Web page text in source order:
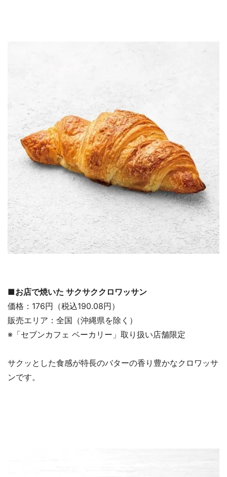
■お店で焼いた サクサククロワッサン
価格：176円（税込190.08円）
販売エリア：全国（沖縄県を除く）
※「セブンカフェ ベーカリー」取り扱い店舗限定
サクッとした食感が特長のバターの香り豊かなクロワッサ
ンです。